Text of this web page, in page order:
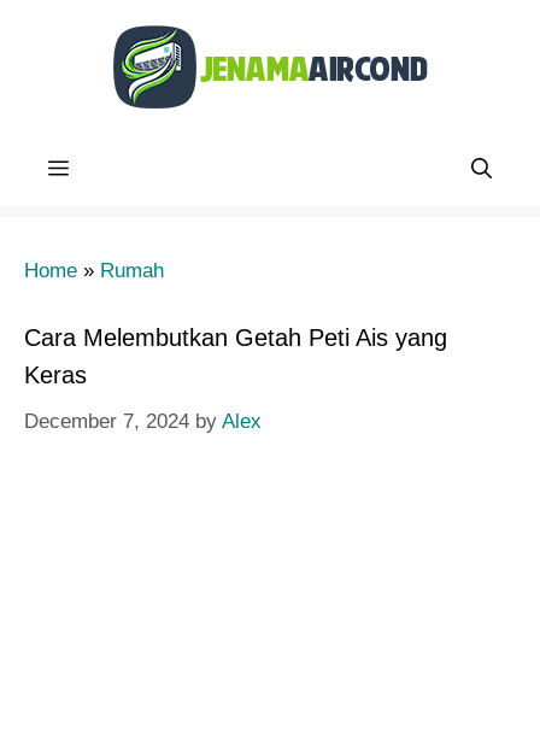
Menu
Home » Rumah
Cara Melembutkan Getah Peti Ais yang
Keras
December 7, 2024 by Alex